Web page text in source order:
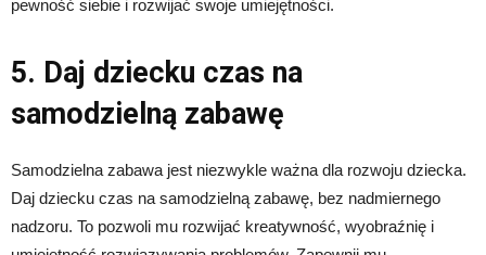
pewność siebie i rozwijać swoje umiejętności.
5. Daj dziecku czas na
samodzielną zabawę
Samodzielna zabawa jest niezwykle ważna dla rozwoju dziecka.
Daj dziecku czas na samodzielną zabawę, bez nadmiernego
nadzoru. To pozwoli mu rozwijać kreatywność, wyobraźnię i